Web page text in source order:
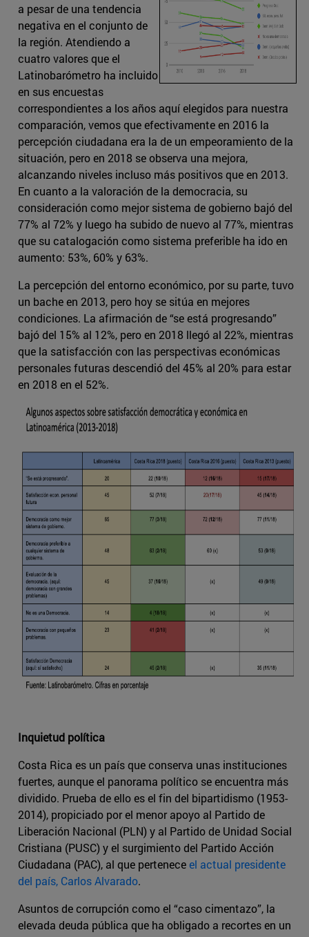
a pesar de una tendencia
negativa en el conjunto de
la región. Atendiendo a
cuatro valores que el
Latinobarómetro ha incluido
en sus encuestas
correspondientes a los años aquí elegidos para nuestra
comparación, vemos que efectivamente en 2016 la
percepción ciudadana era la de un empeoramiento de la
situación, pero en 2018 se observa una mejora,
alcanzando niveles incluso más positivos que en 2013.
En cuanto a la valoración de la democracia, su
consideración como mejor sistema de gobierno bajó del
77% al 72% y luego ha subido de nuevo al 77%, mientras
que su catalogación como sistema preferible ha ido en
aumento: 53%, 60% y 63%.
La percepción del entorno económico, por su parte, tuvo
un bache en 2013, pero hoy se sitúa en mejores
condiciones. La afirmación de “se está progresando”
bajó del 15% al 12%, pero en 2018 llegó al 22%, mientras
que la satisfacción con las perspectivas económicas
personales futuras descendió del 45% al 20% para estar
en 2018 en el 52%.
Inquietud política
Costa Rica es un país que conserva unas instituciones
fuertes, aunque el panorama político se encuentra más
dividido. Prueba de ello es el fin del bipartidismo (1953-
2014), propiciado por el menor apoyo al Partido de
Liberación Nacional (PLN) y al Partido de Unidad Social
Cristiana (PUSC) y el surgimiento del Partido Acción
Ciudadana (PAC), al que perteneceel actual presidente
del país, Carlos Alvarado.
Asuntos de corrupción como el “caso cimentazo”, la
elevada deuda pública que ha obligado a recortes en un